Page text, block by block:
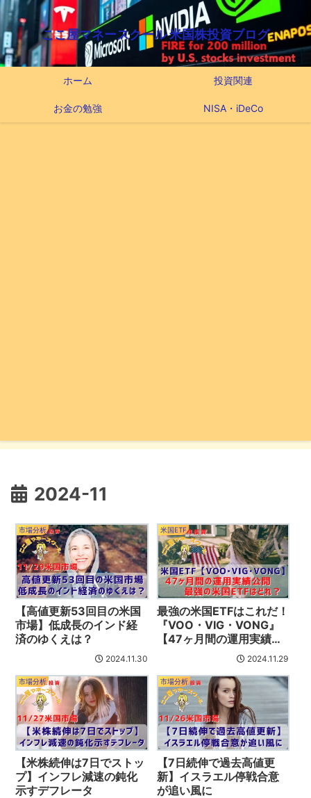
ここ屋マネースクール 米国株投資ブログ
ホーム 投資関連
お金の勉強 NISA・iDeCo
2024-11
市場分析
【高値更新53回目の米国
市場】低成長のインド経
済のゆくえは？
2024.11.30
米国ETF
最強の米国ETFはこれだ！
『VOO・VIG・VONG』
【47ヶ月間の運用実績公
2024.11.29
市場分析
【米株続伸は7日でストッ
プ】インフレ減速の鈍化
示すデフレータ
市場分析
【7日続伸で過去高値更
新】イスラエル停戦合意
が追い風に